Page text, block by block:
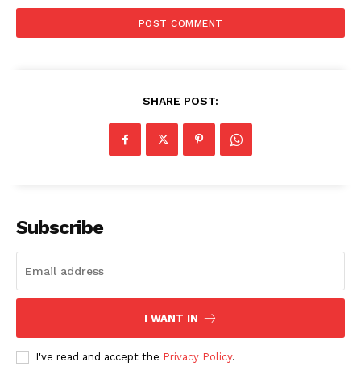
SHARE POST:
Subscribe
I WANT IN
I've read and accept the Privacy Policy.